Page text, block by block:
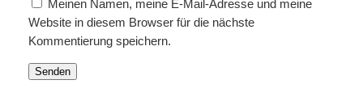
Meinen Namen, meine E-Mail-Adresse und meine
Website in diesem Browser für die nächste
Kommentierung speichern.